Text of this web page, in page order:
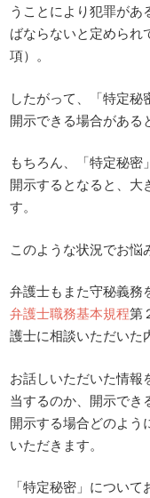
うことにより犯罪が
ばならないと定められ
項）。
したがって、「特定
開示できる場合がある
もちろん、「特定秘
開示するとなると、大
す。
このような状況でお悩
弁護士もまた守秘義務
弁護士職務基本規程第
護士に相談いただいた
お話しいただいた情報
当するのか、開示でき
開示する場合どのよう
いただきます。
「特定秘密」につい